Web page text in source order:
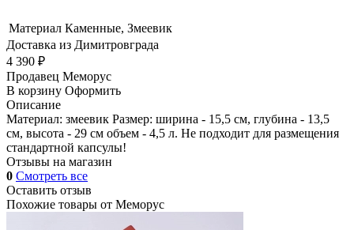
Материал Каменные, Змеевик
Доставка из Димитровграда
4 390 ₽
Продавец Меморус
В корзину Оформить
Описание
Материал: змеевик Размер: ширина - 15,5 см, глубина - 13,5
см, высота - 29 см объем - 4,5 л. Не подходит для размещения
стандартной капсулы!
Отзывы на магазин
0 Смотреть все
Оставить отзыв
Похожие товары от Меморус